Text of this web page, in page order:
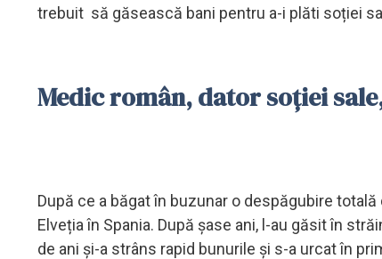
trebuit să găsească bani pentru a-i plăti soției
Medic român, dator soției
După ce a băgat în buzunar o despăgubire
Elveția în Spania. După șase ani, l-au găsit în
de ani și-a strâns rapid bunurile și s-a urcat în